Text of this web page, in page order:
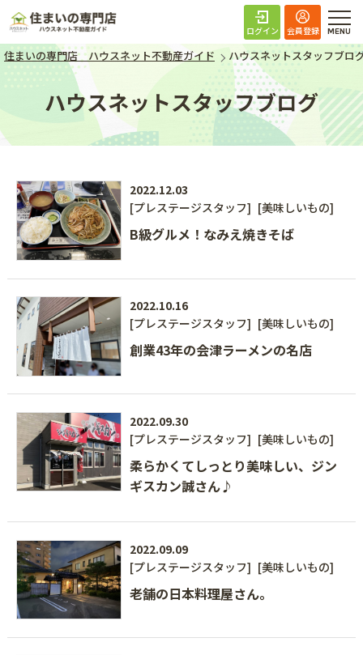
住まいの専門店 ハ
ログイン 会員登録
住まいの専門店 ハウスネット不動産ガイド ハウスネットスタッフブロ
ハウスネットスタッフブログ
2022.12.03
[プレステージスタッフ] [美味しいもの]
B級グルメ！なみえ焼きそば
2022.10.16
[プレステージスタッフ] [美味しいもの]
創業43年の会津ラーメンの名店
2022.09.30
[プレステージスタッフ] [美味しいもの]
柔らかくてしっとり美味しい、ジン
ギスカン誠さん♪
2022.09.09
[プレステージスタッフ] [美味しいもの]
老舗の日本料理屋さん。